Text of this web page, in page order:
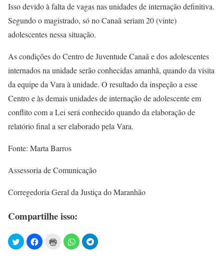
Isso devido à falta de vagas nas unidades de internação definitiva.
Segundo o magistrado, só no Canaã seriam 20 (vinte)
adolescentes nessa situação.
As condições do Centro de Juventude Canaã e dos adolescentes
internados na unidade serão conhecidas amanhã, quando da visita
da equipe da Vara à unidade. O resultado da inspeção a esse
Centro e às demais unidades de internação de adolescente em
conflito com a Lei será conhecido quando da elaboração de
relatório final a ser elaborado pela Vara.
Fonte: Marta Barros
Assessoria de Comunicação
Corregedoria Geral da Justiça do Maranhão
Compartilhe isso: